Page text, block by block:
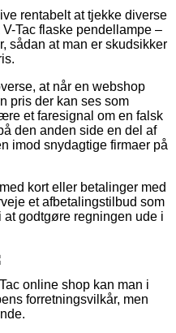
rentabelt at tjekke diverse
Tac flaske pendellampe –
sådan at man er skudsikker
at når en webshop
pris der kan ses som
et faresignal om en falsk
den anden side en del af
imod snydagtige firmaer på
kort eller betalinger med
et afbetalingstilbud som
godtgøre regningen ude i
online shop kan man i
forretningsvilkår, men